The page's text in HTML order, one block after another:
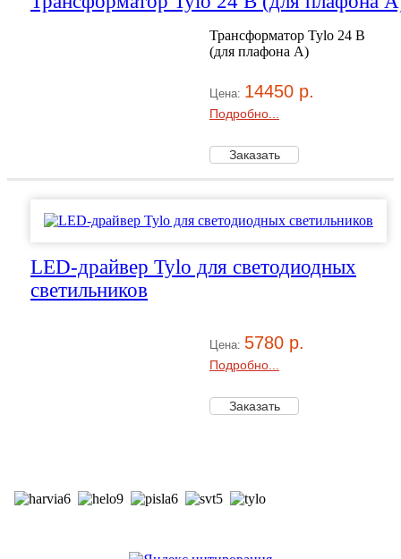
Трансформатор Tylo 24 В
(для плафона А)
Цена: 14450 р.
Подробно...
LED-драйвер Tylo для светодиодных
светильников
Цена: 5780 р.
Подробно...